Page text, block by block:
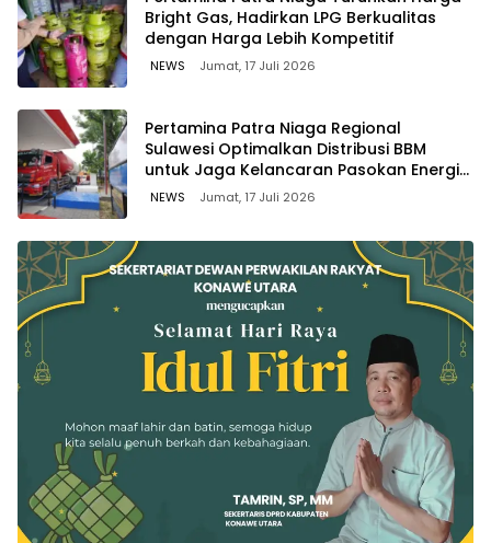
Bright Gas, Hadirkan LPG Berkualitas
dengan Harga Lebih Kompetitif
NEWS Jumat, 17 Juli 2026
Pertamina Patra Niaga Regional
Sulawesi Optimalkan Distribusi BBM
untuk Jaga Kelancaran Pasokan Energi
di Seluruh Wilayah Sulawesi
NEWS Jumat, 17 Juli 2026